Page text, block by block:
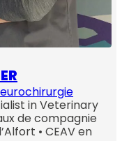
in Veterinary
de compagnie
• CEAV en